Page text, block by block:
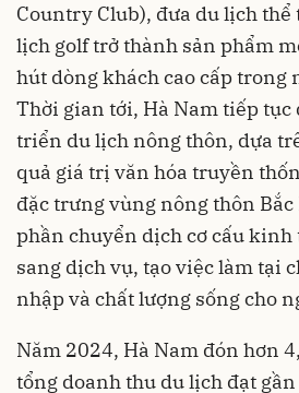
Country Club), đưa du lịch thể
lịch golf trở thành sản phẩm
hút dòng khách cao cấp trong
Thời gian tới, Hà Nam tiếp
triển du lịch nông thôn, dựa
quả giá trị văn hóa truyền
đặc trưng vùng nông thôn Bắc
phần chuyển dịch cơ cấu
sang dịch vụ, tạo việc làm tại
nhập và chất lượng sống cho
Năm 2024, Hà Nam đón hơn
tổng doanh thu du lịch đạt